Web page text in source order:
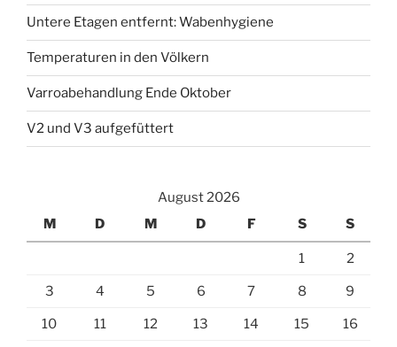
Untere Etagen entfernt: Wabenhygiene
Temperaturen in den Völkern
Varroabehandlung Ende Oktober
V2 und V3 aufgefüttert
August 2026
M
D M D F S S
1 2
3 4 5 6 7 8 9
10 11 12 13 14 15 16